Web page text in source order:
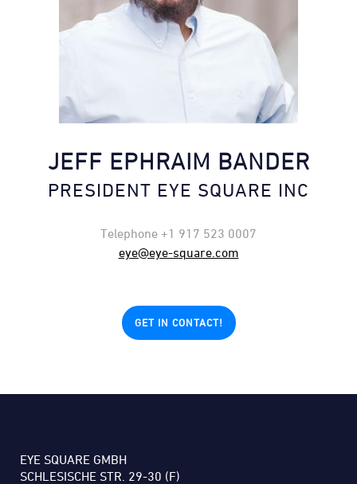
JEFF EPHRAIM BANDER
PRESIDENT EYE SQUARE INC
Telephone +1 917 523 0007
eye@eye-square.com
GET IN CONTACT!
EYE SQUARE GMBH
SCHLESISCHE STR. 29-30 (F)